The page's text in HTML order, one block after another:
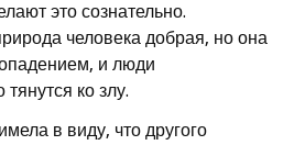
это сознательно.
человека добрая, но она
и люди
ко злу.
в виду, что другого